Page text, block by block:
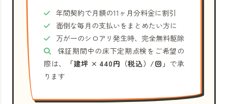
年間契約で月額の11ヶ月分料金に割引
面倒な毎月の支払いをまとめたい方に
万が一のシロアリ発生時、完全無料駆除
保証期間中の床下定期点検をご希望の
際は、
「建坪 × 440円（税込）/回」 で承
ります